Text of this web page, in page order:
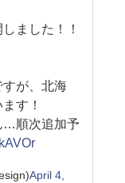
ました！！
が、北海
す！
…順次追加予
April 4,